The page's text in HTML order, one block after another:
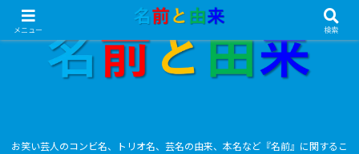
お笑い芸人のコンビ名、トリオ名、芸名の由来、本名など『名前』に関するこ
メニュー 検索